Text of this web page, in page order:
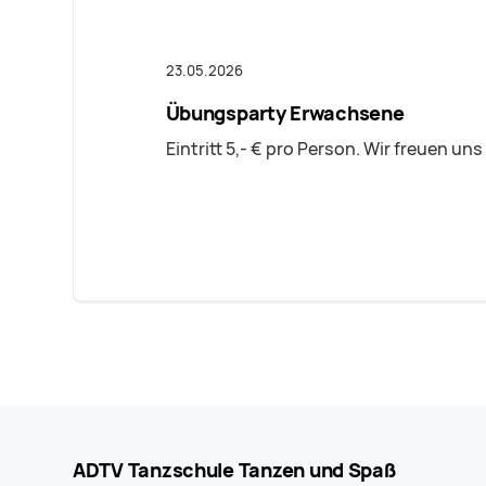
23.05.2026
Übungsparty Erwachsene
Eintritt 5,- € pro Person. Wir freuen
ADTV Tanzschule Tanzen und Spaß